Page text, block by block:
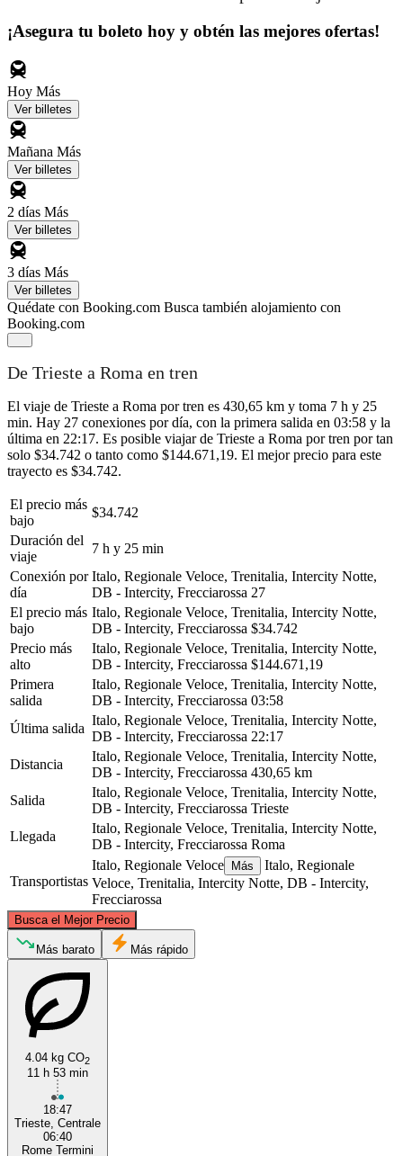
¡Asegura tu boleto hoy y obtén las mejores ofertas!
Hoy Más
Ver billetes
Mañana Más
Ver billetes
2 días Más
Ver billetes
3 días Más
Ver billetes
Quédate con Booking.com Busca también alojamiento con
Booking.com
De Trieste a Roma en tren
El viaje de Trieste a Roma por tren es 430,65 km y toma 7 h y 25
min. Hay 27 conexiones por día, con la primera salida en 03:58 y la
última en 22:17. Es posible viajar de Trieste a Roma por tren por tan
solo $34.742 o tanto como $144.671,19. El mejor precio para este
trayecto es $34.742.
El precio más
bajo
$34.742
Duración del
viaje
7 h y 25 min
Conexión por
día
Italo, Regionale Veloce, Trenitalia, Intercity Notte,
DB - Intercity, Frecciarossa 27
El precio más
bajo
Italo, Regionale Veloce, Trenitalia, Intercity Notte,
DB - Intercity, Frecciarossa $34.742
Precio más
alto
Italo, Regionale Veloce, Trenitalia, Intercity Notte,
DB - Intercity, Frecciarossa $144.671,19
Primera
salida
Italo, Regionale Veloce, Trenitalia, Intercity Notte,
DB - Intercity, Frecciarossa 03:58
Última salida
Italo, Regionale Veloce, Trenitalia, Intercity Notte,
DB - Intercity, Frecciarossa 22:17
Distancia
Italo, Regionale Veloce, Trenitalia, Intercity Notte,
DB - Intercity, Frecciarossa 430,65 km
Salida
Italo, Regionale Veloce, Trenitalia, Intercity Notte,
DB - Intercity, Frecciarossa Trieste
Llegada
Italo, Regionale Veloce, Trenitalia, Intercity Notte,
DB - Intercity, Frecciarossa Roma
Transportistas
Italo, Regionale Veloce Más
Italo, Regionale
Veloce, Trenitalia, Intercity Notte, DB - Intercity,
Frecciarossa
Busca el Mejor Precio
Más barato Más rápido
4.04 kg CO2
11 h 53 min
18:47
Trieste, Centrale
06:40
Rome Termini